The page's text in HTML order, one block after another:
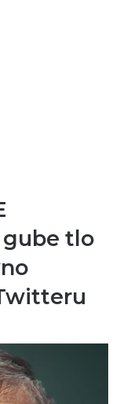
gube tlo